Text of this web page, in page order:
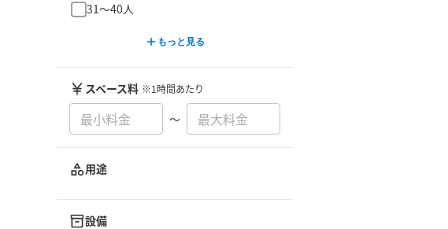
31〜40人
もっと見る
スペース料 ※1時間あたり
〜
用途
設備